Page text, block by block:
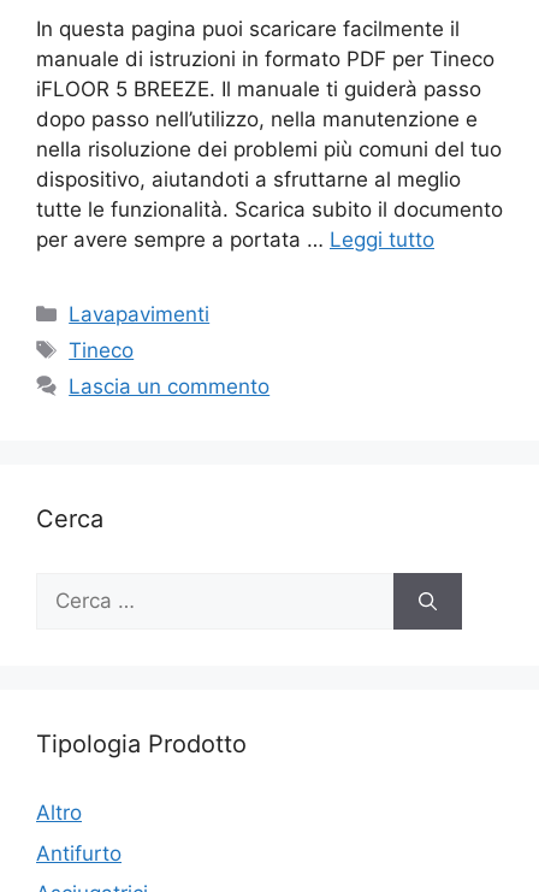
In questa pagina puoi scaricare facilmente il
manuale di istruzioni in formato PDF per Tineco
iFLOOR 5 BREEZE. Il manuale ti guiderà passo
dopo passo nell’utilizzo, nella manutenzione e
nella risoluzione dei problemi più comuni del tuo
dispositivo, aiutandoti a sfruttarne al meglio
tutte le funzionalità. Scarica subito il documento
per avere sempre a portata … Leggi tutto
Categorie
Lavapavimenti
Tag
Tineco
Lascia un commento
Cerca
Ricerca
Tipologia Prodotto
Altro
Antifurto